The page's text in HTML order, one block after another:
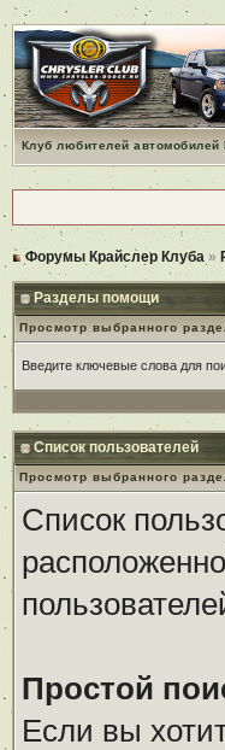
Клуб любителей
Форумы Крайслер Клуба »
Разделы помощи
Просмотр выбранного
Введите ключевые слова для
Список пользователей
Просмотр выбранного
Список
Простой
Если вы